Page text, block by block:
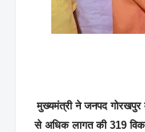
मुख्यमंत्री ने जनपद गोरखपुर
से अधिक लागत की 319